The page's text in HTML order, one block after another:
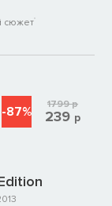
сюжет
-87% 1799р
239 р